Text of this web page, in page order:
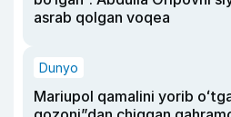
asrab qolgan voqea
Dunyo
Mariupol qamalini yorib